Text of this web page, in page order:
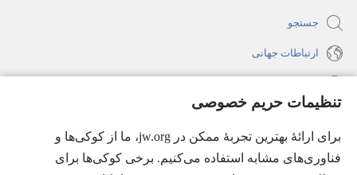
تنظیمات حریم خصوصی
برای ارائهٔ بهترین تجربهٔ ممکن در jw.org، ما از کوکی‌ها و
فناوری‌های مشابه استفاده می‌کنیم. برخی کوکی‌ها برای
جستجو
ارتباطات جهانی
(پنجره‌ای
جدید
کتابخانهٔ آنلاین نشریات شاهدان یَهُوَه